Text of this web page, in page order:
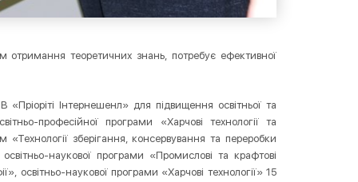
отримання теоретичних знань, потребує ефективної
Інтернешенл» для підвищення освітньої та
професійної програми «Харчові технології та
«Технології зберігання, консервування та переробки
наукової програми «Промислові та крафтові
освітньо-наукової програми «Харчові технології» 15